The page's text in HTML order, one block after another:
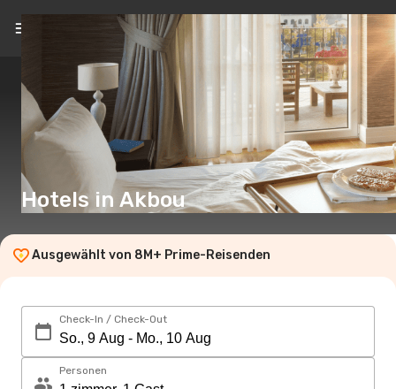
DE(€)
Hotels in Akbou
Ausgewählt von 8M+ Prime-Reisenden
Check-In / Check-Out
Personen